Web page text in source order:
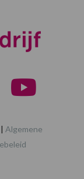
| Algemene